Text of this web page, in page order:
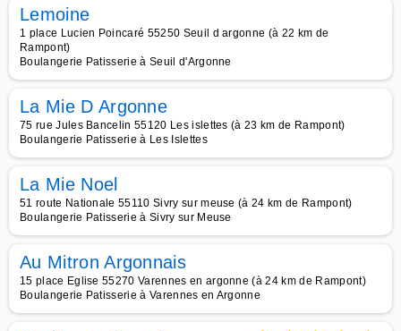
Lemoine
1 place Lucien Poincaré 55250 Seuil d argonne (à 22 km de
Rampont)
Boulangerie Patisserie à Seuil d'Argonne
La Mie D Argonne
75 rue Jules Bancelin 55120 Les islettes (à 23 km de Rampont)
Boulangerie Patisserie à Les Islettes
La Mie Noel
51 route Nationale 55110 Sivry sur meuse (à 24 km de Rampont)
Boulangerie Patisserie à Sivry sur Meuse
Au Mitron Argonnais
15 place Eglise 55270 Varennes en argonne (à 24 km de Rampont)
Boulangerie Patisserie à Varennes en Argonne